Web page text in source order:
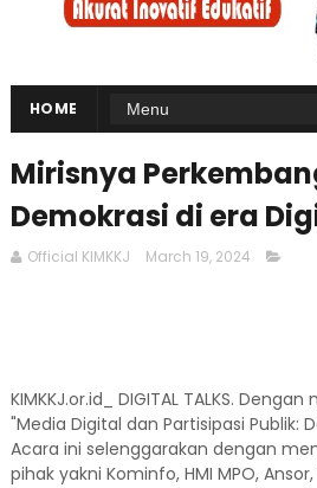
HOME
Mirisnya
Demokrasi di era
Official KIMKKJ March 19, 2024
KIMKKJ.or.id_ DIGITAL TALKS.
"Media Digital dan Partisipasi Publik:
Acara ini selenggarakan dengan
pihak yakni Kominfo, HMI MPO, Ansor,